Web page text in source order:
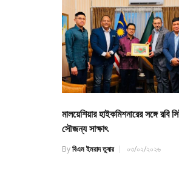
মালয়েশিয়ার হাইকমিশনারের সঙ্গে রবি
সৌজন্য সাক্ষাৎ
Byবিএম ইমরাদ তুষার ০৩/০২/২০২৬